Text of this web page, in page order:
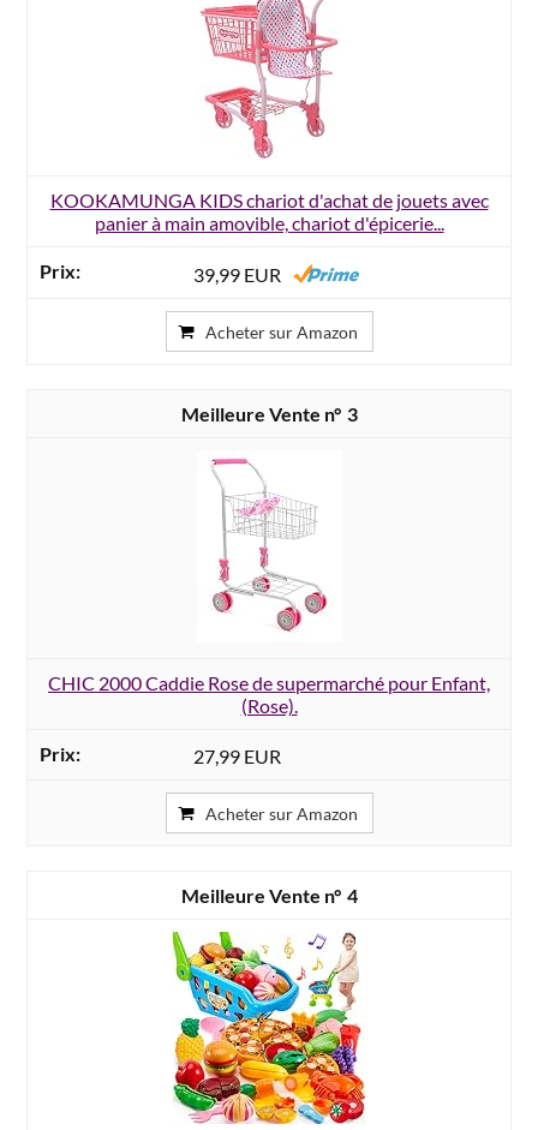
KOOKAMUNGA KIDS chariot d'achat de jouets avec
panier à main amovible, chariot d'épicerie...
39,99 EUR
Acheter sur Amazon
3
CHIC 2000 Caddie Rose de supermarché pour Enfant,
(Rose).
27,99 EUR
Acheter sur Amazon
4